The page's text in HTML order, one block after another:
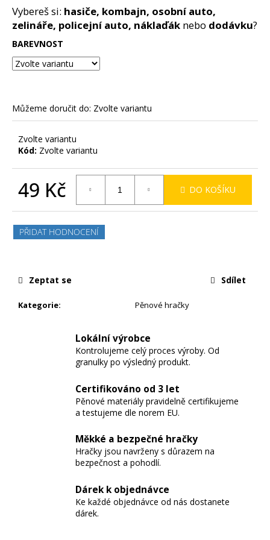
z
5
hvězdiček.
Vybereš si: hasiče, kombajn, osobní auto,
zelináře, policejní auto, náklaďák nebo dodávku?
BAREVNOST
Můžeme doručit do: Zvolte variantu
Zvolte variantu
Kód: Zvolte variantu
49 Kč DO KOŠÍKU
PŘIDAT HODNOCENÍ
Kategorie: Pěnové hračky
Zeptat se Sdílet
Lokální výrobce
Kontrolujeme celý proces výroby. Od
granulky po výsledný produkt.
Certifikováno od 3 let
Pěnové materiály pravidelně certifikujeme
a testujeme dle norem EU.
Měkké a bezpečné hračky
Hračky jsou navrženy s důrazem na
bezpečnost a pohodlí.
Dárek k objednávce
Ke každé objednávce od nás dostanete
dárek.
u
j
e
m
e